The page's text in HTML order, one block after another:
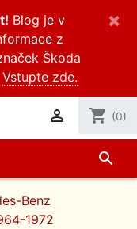
Blog je v
z
Škoda
Vstupte zde.
×
 shopping_cart (0)
search
Benz
1972